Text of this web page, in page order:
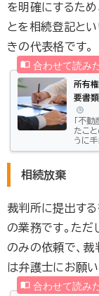
を明確にするた
とを相続登記と
きの代表格です。
所有
要書
「不
たこ
うに
あまり
いて詳
相続放棄
裁判所に提出す
の業務です。ただ
のみの依頼で、
は弁護士にお願い